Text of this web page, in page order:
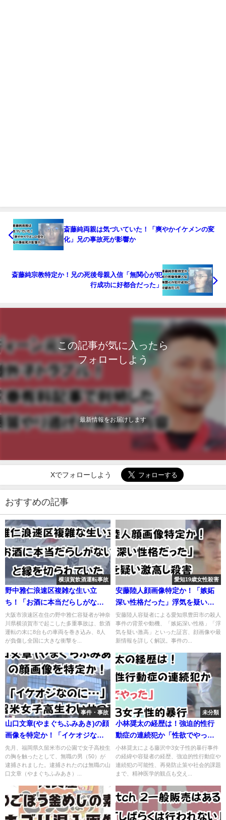
斎藤純両親は気づいていた！「爽やかイケメンの変
化」兄の事故死が影響か
斎藤純宗教特定か！兄の死後母親入信「無関心が犯
行成功に好都合だった」
この記事が気に入ったら
フォローしよう
最新情報をお届けします
Xでフォローしよう
おすすめの記事
横須賀飲酒運転事故
野中雅仁浪速区複雑な生い立
ち！「お酒に本当だらしがな
い」縁を切られていた
大阪市浪速区在住の野中雅仁容疑者が神奈
川県横須賀市で起こした多重事故は、飲酒
運転の末に8台もの車両を巻き込み、8人
が負傷し全国に大きな衝撃を...
愛知19歳女性殺害
安藤陸人顔画像特定か！「嫉妬
深い性格だった」浮気を疑い激
高し殺害
安藤陸人容疑者による愛知県豊田市の殺人
事件の背景や動機、「嫉妬深い性格」「浮
気を疑い激高」といった証言、顔画像や最
新情報を詳しく解説。事件の...
事件・事故
山口文章(やまぐちふみあき)の顔
画像を特定か！「イケオジなの
に…」久留米女子高生わいせつ
事件
先月、福岡県久留米市の公園で女子高校生
の胸を触ったとして、無職の男（50）が
逮捕されました。逮捕されたのは無職の山
口文章（やまぐちふみあき）...
未分類
小林奨太の経歴は！強迫的性行
動症の連続犯か「性欲でやっ
た」藤沢中3女子性的暴行
小林奨太による藤沢中3女子性的暴行事件
の経緯や容疑者の経歴、強迫的性行動症や
連続犯の可能性、再発防止策や社会的課題
まで、精神医学的観点も交え...